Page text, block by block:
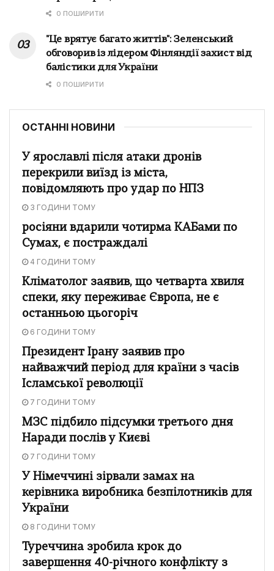
0 ПОШИРИТИ
"Це врятує багато життів": Зеленський
обговорив із лідером Фінляндії захист від
балістики для України
0 ПОШИРИТИ
ОСТАННІ НОВИНИ
У ярославлі після атаки дронів
перекрили виїзд із міста,
повідомляють про удар по НПЗ
3 ГОДИНИ ТОМУ
росіяни вдарили чотирма КАБами по
Сумах, є постраждалі
4 ГОДИНИ ТОМУ
Кліматолог заявив, що четварта хвиля
спеки, яку переживає Європа, не є
останньою цьогоріч
6 ГОДИНИ ТОМУ
Президент Ірану заявив про
найважчий період для країни з часів
Ісламської революції
7 ГОДИНИ ТОМУ
МЗС підбило підсумки третього дня
Наради послів у Києві
7 ГОДИНИ ТОМУ
У Німеччині зірвали замах на
керівника виробника безпілотників для
України
8 ГОДИНИ ТОМУ
Туреччина зробила крок до
завершення 40-річного конфлікту з